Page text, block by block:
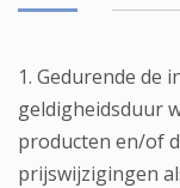
1. Gedurende de
geldigheidsduur
producten en/of
prijswijzigingen